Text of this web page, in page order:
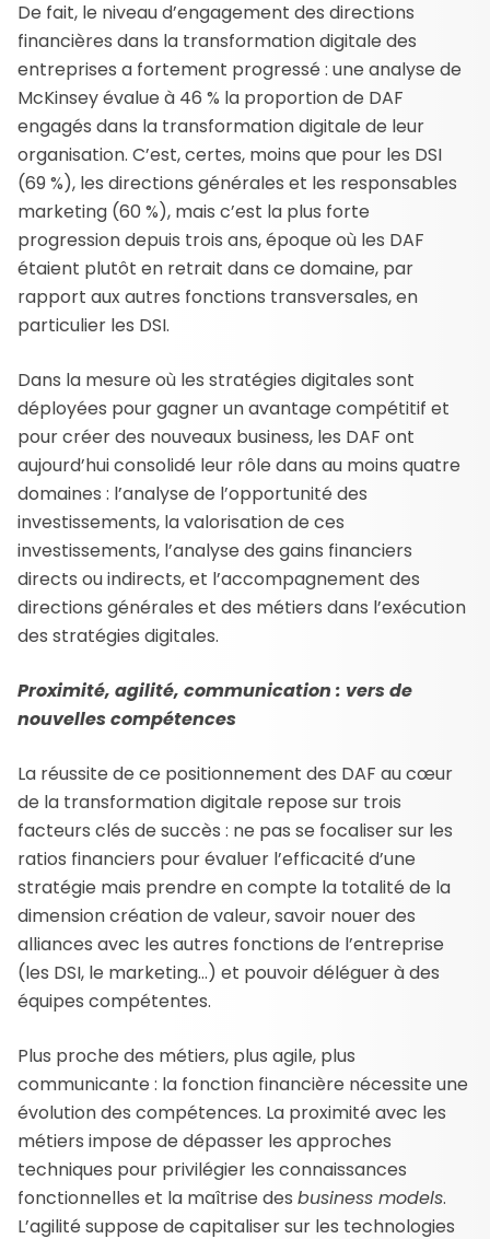
De fait, le niveau d’engagement des directions
financières dans la transformation digitale des
entreprises a fortement progressé : une analyse de
McKinsey évalue à 46 % la proportion de DAF
engagés dans la transformation digitale de leur
organisation. C’est, certes, moins que pour les DSI
(69 %), les directions générales et les responsables
marketing (60 %), mais c’est la plus forte
progression depuis trois ans, époque où les DAF
étaient plutôt en retrait dans ce domaine, par
rapport aux autres fonctions transversales, en
particulier les DSI.
Dans la mesure où les stratégies digitales sont
déployées pour gagner un avantage compétitif et
pour créer des nouveaux business, les DAF ont
aujourd’hui consolidé leur rôle dans au moins quatre
domaines : l’analyse de l’opportunité des
investissements, la valorisation de ces
investissements, l’analyse des gains financiers
directs ou indirects, et l’accompagnement des
directions générales et des métiers dans l’exécution
des stratégies digitales.
Proximité, agilité, communication : vers de
nouvelles compétences
La réussite de ce positionnement des DAF au cœur
de la transformation digitale repose sur trois
facteurs clés de succès : ne pas se focaliser sur les
ratios financiers pour évaluer l’efficacité d’une
stratégie mais prendre en compte la totalité de la
dimension création de valeur, savoir nouer des
alliances avec les autres fonctions de l’entreprise
(les DSI, le marketing…) et pouvoir déléguer à des
équipes compétentes.
Plus proche des métiers, plus agile, plus
communicante : la fonction financière nécessite une
évolution des compétences. La proximité avec les
métiers impose de dépasser les approches
techniques pour privilégier les connaissances
fonctionnelles et la maîtrise des business models.
L’agilité suppose de capitaliser sur les technologies